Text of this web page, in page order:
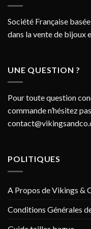
Société Française
dans la vente de bijoux
UNE QUESTION ?
Pour toute question
commande n’hésitez
POLITIQUES
A Propos de Vikings &
Conditions Générales